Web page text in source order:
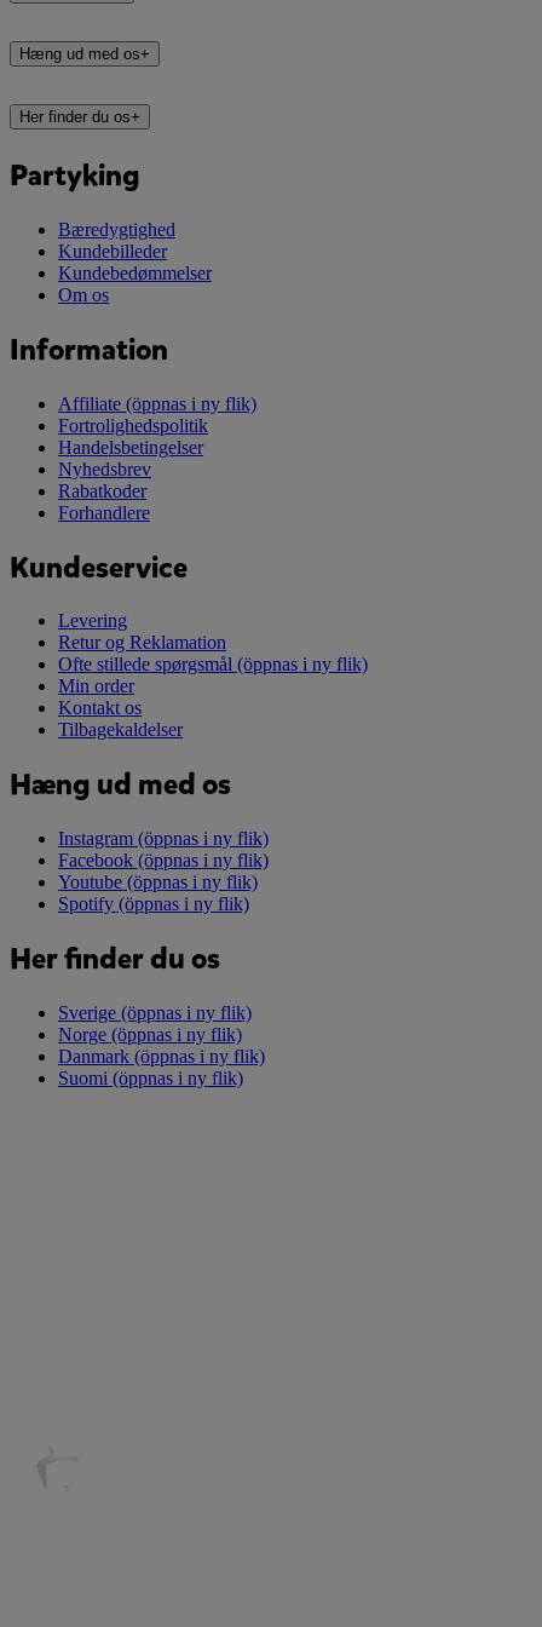
Hæng ud med os+
Her finder du os+
Partyking
Bæredygtighed
Kundebilleder
Kundebedømmelser
Om os
Information
Affiliate (öppnas i ny flik)
Fortrolighedspolitik
Handelsbetingelser
Nyhedsbrev
Rabatkoder
Forhandlere
Kundeservice
Levering
Retur og Reklamation
Ofte stillede spørgsmål (öppnas i ny flik)
Min order
Kontakt os
Tilbagekaldelser
Hæng ud med os
Instagram (öppnas i ny flik)
Facebook (öppnas i ny flik)
Youtube (öppnas i ny flik)
Spotify (öppnas i ny flik)
Her finder du os
Sverige (öppnas i ny flik)
Norge (öppnas i ny flik)
Danmark (öppnas i ny flik)
Suomi (öppnas i ny flik)